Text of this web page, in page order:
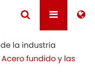
la industria
fundido y las